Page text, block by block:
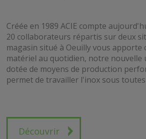
Créée en 1989 ACIE compte
20 collaborateurs répartis sur deux
magasin situé à Oeuilly vous apporte
matériel au quotidien, notre nouvelle
dotée de moyens de production
permet de travailler l'inox sous
Découvrir